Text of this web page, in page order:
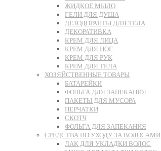
ЖИДКОЕ МЫЛО
ГЕЛИ ДЛЯ ДУША
ДЕЗОДОРАНТЫ ДЛЯ ТЕЛА
ДЕКОРАТИВКА
КРЕМ ДЛЯ ЛИЦА
КРЕМ ДЛЯ НОГ
КРЕМ ДЛЯ РУК
КРЕМ ДЛЯ ТЕЛА
ХОЗЯЙСТВЕННЫЕ ТОВАРЫ
БАТАРЕЙКИ
ФОЛЬГА ДЛЯ ЗАПЕКАНИЯ
ПАКЕТЫ ДЛЯ МУСОРА
ПЕРЧАТКИ
СКОТЧ
ФОЛЬГА ДЛЯ ЗАПЕКАНИЯ
СРЕДСТВА ПО УХОДУ ЗА ВОЛОСАМИ
ЛАК ДЛЯ УКЛАДКИ ВОЛОС